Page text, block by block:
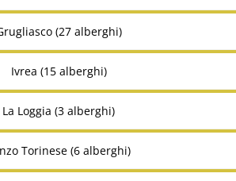
(27 alberghi)
Ivrea (15 alberghi)
La Loggia (3 alberghi)
Torinese (6 alberghi)